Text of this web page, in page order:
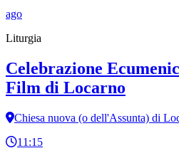
ago
Liturgia
Celebrazione
Film di Locarno
Chiesa nuova (o dell'Assunta) di
11:15